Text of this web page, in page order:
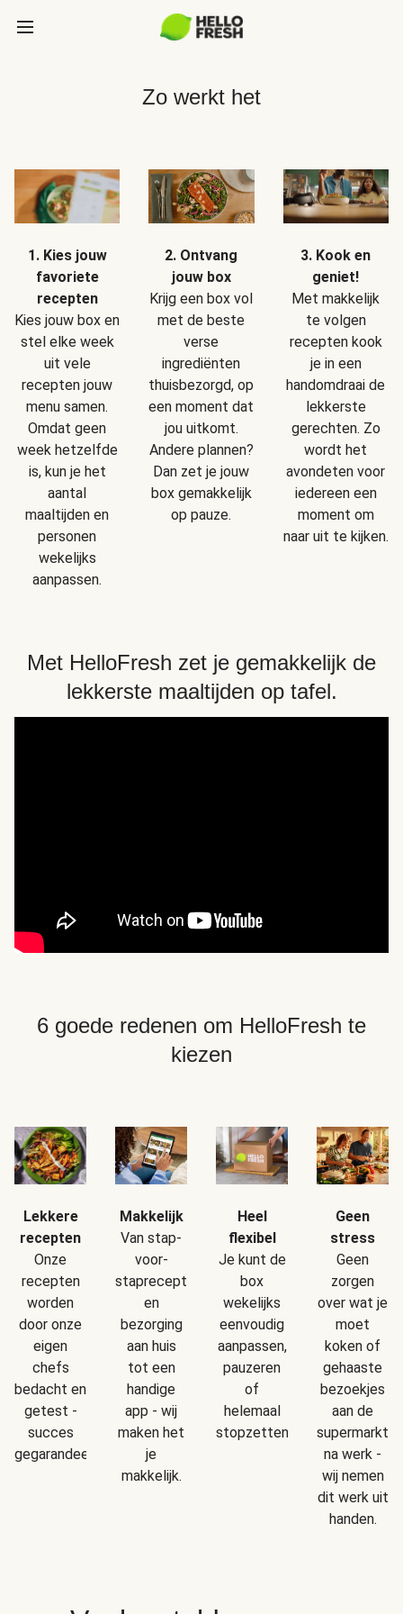
Zo werkt het
1. Kies jouw
favoriete
recepten
Kies jouw box en
stel elke week
uit vele
recepten jouw
menu samen.
Omdat geen
week hetzelfde
is, kun je het
aantal
maaltijden en
personen
wekelijks
aanpassen.
2. Ontvang
jouw box
Krijg een box vol
met de beste
verse
ingrediënten
thuisbezorgd, op
een moment dat
jou uitkomt.
Andere plannen?
Dan zet je jouw
box gemakkelijk
op pauze.
3. Kook en
geniet!
Met makkelijk
te volgen
recepten kook
je in een
handomdraai de
lekkerste
gerechten. Zo
wordt het
avondeten voor
iedereen een
moment om
naar uit te kijken.
Met HelloFresh zet je gemakkelijk de
lekkerste maaltijden op tafel.
6 goede redenen om HelloFresh te
kiezen
Lekkere
recepten
Onze
recepten
worden
door onze
eigen
chefs
bedacht en
getest -
succes
gegarandeerd!
Makkelijk
Van stap-
voor-
staprecepten
en
bezorging
aan huis
tot een
handige
app - wij
maken het
je
makkelijk.
Heel
flexibel
Je kunt de
box
wekelijks
eenvoudig
aanpassen,
pauzeren
of
helemaal
stopzetten.
Geen
stress
Geen
zorgen
over wat je
moet
koken of
gehaaste
bezoekjes
aan de
supermarkt
na werk -
wij nemen
dit werk uit
handen.